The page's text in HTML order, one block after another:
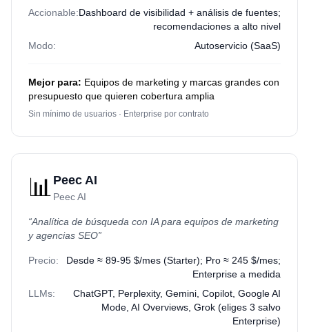
Accionable:Dashboard de visibilidad + análisis de fuentes;
recomendaciones a alto nivel
Modo:
Autoservicio (SaaS)
Mejor para: Equipos de marketing y marcas grandes con
presupuesto que quieren cobertura amplia
Sin mínimo de usuarios · Enterprise por contrato
📊 Peec AI
Peec AI
“Analítica de búsqueda con IA para equipos de marketing
y agencias SEO”
Precio:
Desde ≈ 89-95 $/mes (Starter); Pro ≈ 245 $/mes;
Enterprise a medida
LLMs:
ChatGPT, Perplexity, Gemini, Copilot, Google AI
Mode, AI Overviews, Grok (eliges 3 salvo
Enterprise)